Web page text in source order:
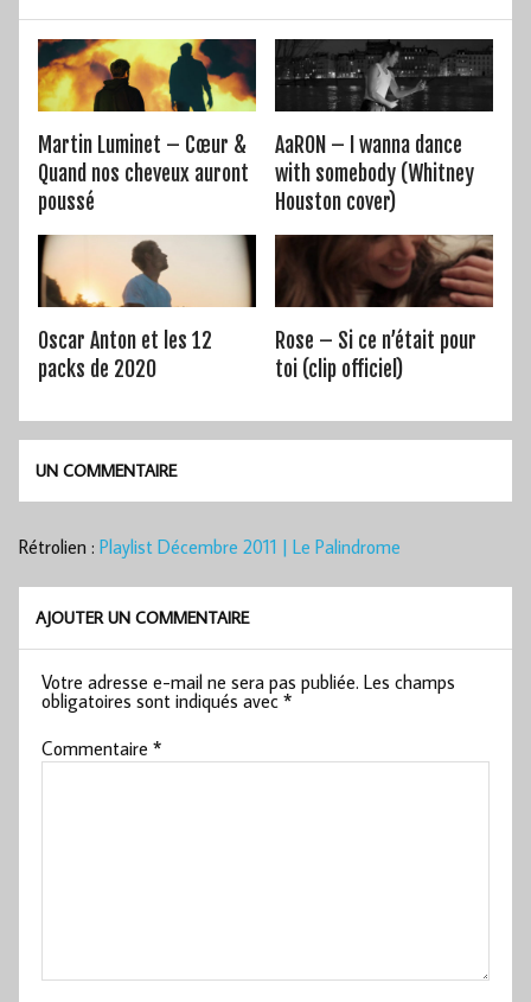
Martin Luminet – Cœur &
Quand nos cheveux auront
poussé
AaRON – I wanna dance
with somebody (Whitney
Houston cover)
Oscar Anton et les 12
packs de 2020
Rose – Si ce n’était pour
toi (clip officiel)
UN COMMENTAIRE
Rétrolien : Playlist Décembre 2011 | Le Palindrome
AJOUTER UN COMMENTAIRE
Votre adresse e-mail ne sera pas publiée. Les champs
obligatoires sont indiqués avec*
Commentaire*